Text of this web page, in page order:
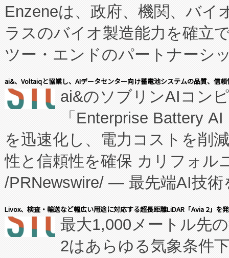
Enzeneは、政府、機関、バイ
ラスのバイオ製造能力を確立
ツー・エンドのパートナーシ
表しました。 同社の実績ある
manufacturing™ (FCCM™) プ
たNeXは、バイオ医薬品製造
従来のフェッドバッチ施設の
に、患者やサプライチェーン
キー方式で拡張性が高く、持
す。FCCM‑を活用した現地生
患者にとっての費用負担を大
のアクセスを大幅に拡大する
ai&、Voltaiqと協業し、AIデータセンター向け蓄電池システムの品質、信
ai&のソブリンAIコン
「Enterprise Battery
を迅速化し、電力コストを削
性と信頼性を確保 カリフォル
/PRNewswire/ — 最先端AI技術
会社エーアイ・アンド：本社
President原信平）と、エンタ
ードするVoltaiqは、日本にあ
Livox、検査・輸送など幅広い用途に対応する超長距離LiDAR「Avia 2」を
最大1,000メートル先
2はあらゆる気象条件